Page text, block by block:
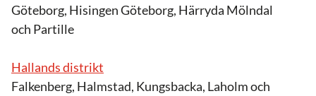
Göteborg, Hisingen Göteborg, Härryda Mölndal
och Partille
Hallands distrikt
Falkenberg, Halmstad, Kungsbacka, Laholm och